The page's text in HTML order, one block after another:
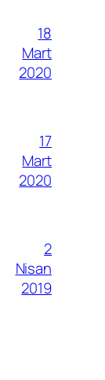
18
Mart
2020
17
Mart
2020
2
Nisan
2019